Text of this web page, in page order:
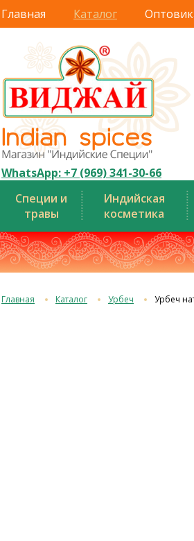
Главная Каталог
WhatsApp: +7 (969) 341-30-66
Специи и
травы
Индийская
косметика
Главная Каталог Урбеч Урбеч